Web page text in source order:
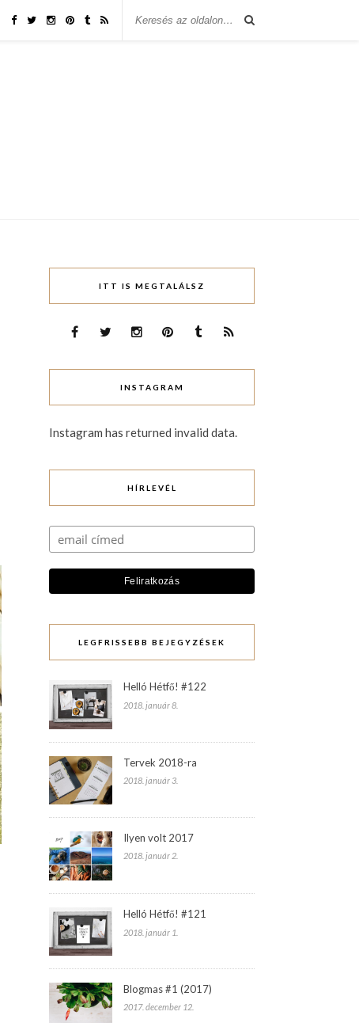
ITT IS MEGTALÁLSZ
INSTAGRAM
Instagram has returned invalid data.
HÍRLEVÉL
LEGFRISSEBB BEJEGYZÉSEK
Helló Hétfő! #122
2018. január 8.
Tervek 2018-ra
2018. január 3.
Ilyen volt 2017
2018. január 2.
Helló Hétfő! #121
2018. január 1.
Blogmas #1 (2017)
2017. december 12.